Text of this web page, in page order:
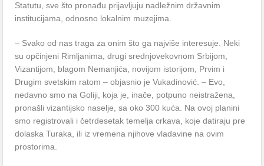
Statutu, sve što pronađu prijavljuju nadležnim državnim
institucijama, odnosno lokalnim muzejima.
– Svako od nas traga za onim što ga najviše interesuje. Neki
su opčinjeni Rimljanima, drugi srednjovekovnom Srbijom,
Vizantijom, blagom Nemanjića, novijom istorijom, Prvim i
Drugim svetskim ratom – objasnio je Vukadinović. – Evo,
nedavno smo na Goliji, koja je, inače, potpuno neistražena,
pronašli vizantijsko naselje, sa oko 300 kuća. Na ovoj planini
smo registrovali i četrdesetak temelja crkava, koje datiraju pre
dolaska Turaka, ili iz vremena njihove vladavine na ovim
prostorima.